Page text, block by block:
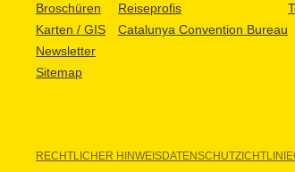
Broschüren
Karten / GIS
Newsletter
Sitemap
Reiseprofis
Catalunya Convention Bureau
RECHTLICHER HINWEISDATENSCHUTZICHTLINIE